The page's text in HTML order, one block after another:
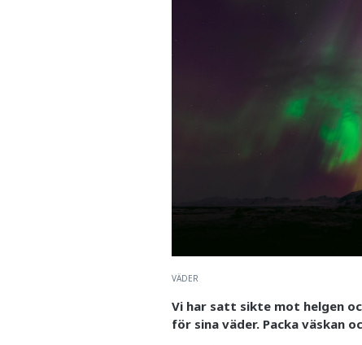
VÄDER
Vi har satt sikte mot helgen
för sina väder. Packa väskan